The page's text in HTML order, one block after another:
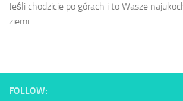
Jeśli chodzicie po górach i to Wasze
ziemi...
FOLLOW: